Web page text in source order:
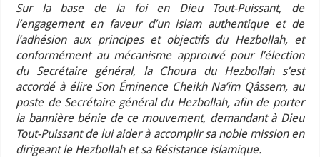
Sur la base de la foi en Dieu Tout-Puissant, de
l’engagement en faveur d’un islam authentique et de
l’adhésion aux principes et objectifs du Hezbollah, et
conformément au mécanisme approuvé pour l’élection
du Secrétaire général, la Choura du Hezbollah s’est
accordé à élire Son Éminence Cheikh Na’ïm Qâssem, au
poste de Secrétaire général du Hezbollah, afin de porter
la bannière bénie de ce mouvement, demandant à Dieu
Tout-Puissant de lui aider à accomplir sa noble mission en
dirigeant le Hezbollah et sa Résistance islamique.